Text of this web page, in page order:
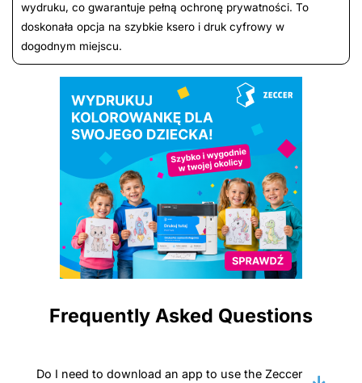
wydruku, co gwarantuje pełną ochronę prywatności. To
doskonała opcja na szybkie ksero i druk cyfrowy w
dogodnym miejscu.
Frequently Asked Questions
Do I need to download an app to use the Zeccer